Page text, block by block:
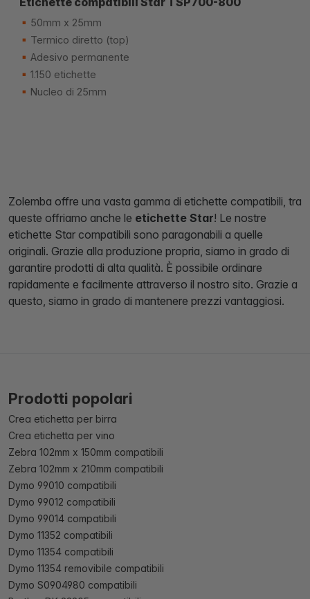
50mm x 25mm
Termico diretto (top)
Adesivo permanente
1.150 etichette
Nucleo di 25mm
Zolemba offre una vasta gamma di etichette compatibili, tra
queste offriamo anche le etichette Star! Le nostre
etichette Star compatibili sono paragonabili a quelle
originali. Grazie alla produzione propria, siamo in grado di
garantire prodotti di alta qualità. È possibile ordinare
rapidamente e facilmente attraverso il nostro sito. Grazie a
questo, siamo in grado di mantenere prezzi vantaggiosi.
Prodotti popolari
Crea etichetta per birra
Crea etichetta per vino
Zebra 102mm x 150mm compatibili
Zebra 102mm x 210mm compatibili
Dymo 99010 compatibili
Dymo 99012 compatibili
Dymo 99014 compatibili
Dymo 11352 compatibili
Dymo 11354 compatibili
Dymo 11354 removibile compatibili
Dymo S0904980 compatibili